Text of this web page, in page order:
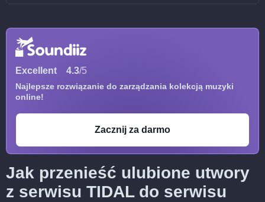
Excellent 4.3/5
Najlepsze rozwiązanie do zarządzania kolekcją muzyki
online!
Zacznij za darmo
Jak przenieść ulubione utwory
z serwisu TIDAL do serwisu